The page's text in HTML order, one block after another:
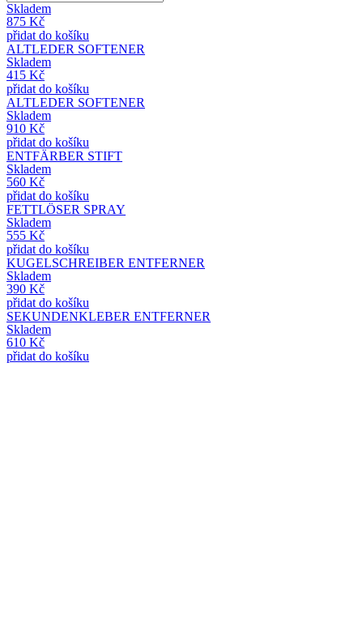
Skladem
875 Kč
přidat do košíku
ALTLEDER SOFTENER
Skladem
415 Kč
přidat do košíku
ALTLEDER SOFTENER
Skladem
910 Kč
přidat do košíku
ENTFÄRBER STIFT
Skladem
560 Kč
přidat do košíku
FETTLÖSER SPRAY
Skladem
555 Kč
přidat do košíku
KUGELSCHREIBER ENTFERNER
Skladem
390 Kč
přidat do košíku
SEKUNDENKLEBER ENTFERNER
Skladem
610 Kč
přidat do košíku